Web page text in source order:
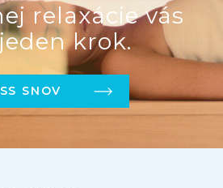
relaxácie vás
krok.
SNOV